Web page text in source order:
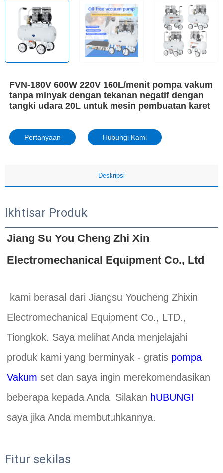
FVN-180V 600W 220V 160L/menit pompa vakum
tanpa minyak dengan tekanan negatif dengan
tangki udara 20L untuk mesin pembuatan karet
Pertanyaan Hubungi Kami
Deskripsi
Ikhtisar Produk
Jiang Su You Cheng Zhi Xin
Electromechanical Equipment Co., Ltd
kami berasal dari Jiangsu Youcheng Zhixin
Electromechanical Equipment Co., LTD.,
Tiongkok. Saya melihat Anda menjelajahi
produk kami yang berminyak - gratis pompa
Vakum set dan saya ingin merekomendasikan
beberapa kepada Anda. Silakan
saya jika Anda membutuhkannya.
Fitur sekilas